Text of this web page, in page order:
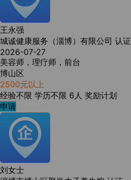
王永强
城诚健康服务（淄博）有限公司 认证
2026-07-27
美容师，理疗师，前台
博山区
2500元以上
经验不限 学历不限 6人 奖励计划
申请
刘女士